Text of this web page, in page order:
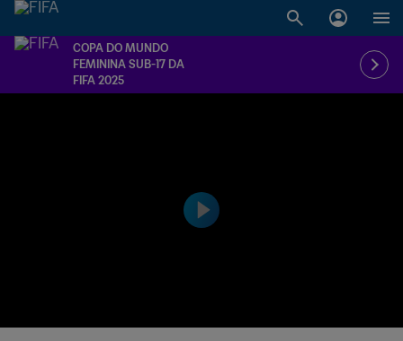
COPA DO MUNDO
FEMININA SUB-17 DA
FIFA 2025